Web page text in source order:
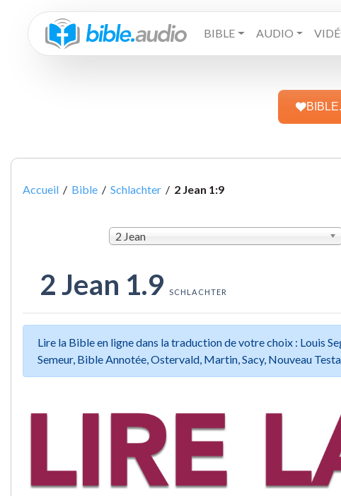
BIBLE AUDIO
Accueil / Bible / Schlachter / 2 Jean 1:9
2 Jean
2 Jean 1.9 SCHLACHTER
Lire la Bible en ligne dans la traduction de votre choix : Louis
Semeur, Bible Annotée, Ostervald, Martin, Sacy, Nouveau